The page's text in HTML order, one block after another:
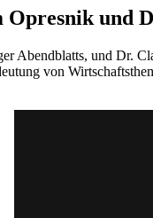
und
Abendblatts, und Dr.
von